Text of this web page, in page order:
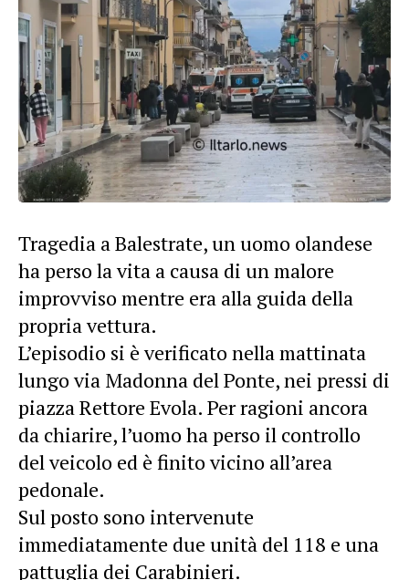
Tragedia a Balestrate, un uomo olandese
ha perso la vita a causa di un malore
improvviso mentre era alla guida della
propria vettura.
L’episodio si è verificato nella mattinata
lungo via Madonna del Ponte, nei pressi di
piazza Rettore Evola. Per ragioni ancora
da chiarire, l’uomo ha perso il controllo
del veicolo ed è finito vicino all’area
pedonale.
Sul posto sono intervenute
immediatamente due unità del 118 e una
pattuglia dei Carabinieri.